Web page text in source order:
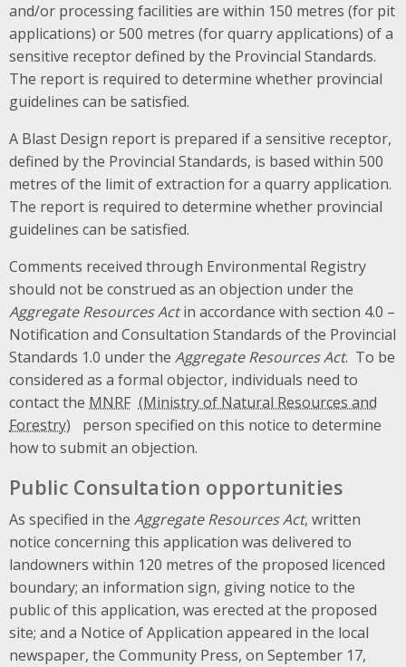
and/or processing facilities are within 150 metres (for pit
applications) or 500 metres (for quarry applications) of a
sensitive receptor defined by the Provincial Standards.
The report is required to determine whether provincial
guidelines can be satisfied.
A Blast Design report is prepared if a sensitive receptor,
defined by the Provincial Standards, is based within 500
metres of the limit of extraction for a quarry application.
The report is required to determine whether provincial
guidelines can be satisfied.
Comments received through Environmental Registry
should not be construed as an objection under the
Aggregate Resources Actin accordance with section 4.0 –
Notification and Consultation Standards of the Provincial
Standards 1.0 under the Aggregate Resources Act. To be
considered as a formal objector, individuals need to
contact the MNRF
person specified on this notice to determine
how to submit an objection.
Public Consultation opportunities
As specified in the Aggregate Resources Act, written
notice concerning this application was delivered to
landowners within 120 metres of the proposed licenced
boundary; an information sign, giving notice to the
public of this application, was erected at the proposed
site; and a Notice of Application appeared in the local
newspaper, the Community Press, on September 17,